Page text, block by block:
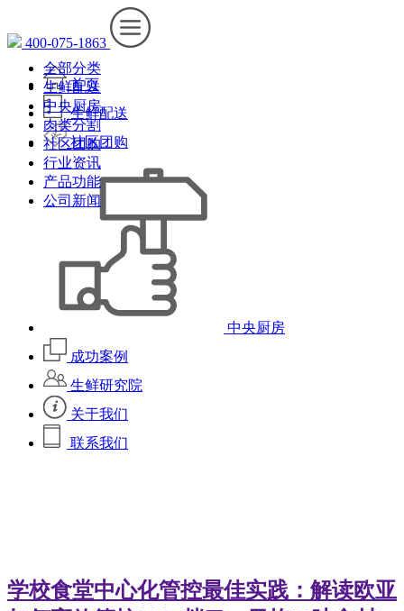
400-075-1863
首页
生鲜配送
社区团购
中央厨房
成功案例
生鲜研究院
关于我们
联系我们
全部分类
生鲜配送
中央厨房
肉类分割
社区团购
行业资讯
产品功能
公司新闻
学校食堂中心化管控最佳实践：解读欧亚